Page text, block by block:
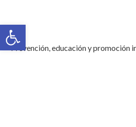
Abrir barra de herramientas
Prevención, educación y promoción